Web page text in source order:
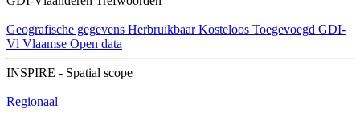
Geografische gegevens Herbruikbaar Kosteloos Toegevoegd GDI-
Vl Vlaamse Open data
INSPIRE - Spatial scope
Regionaal